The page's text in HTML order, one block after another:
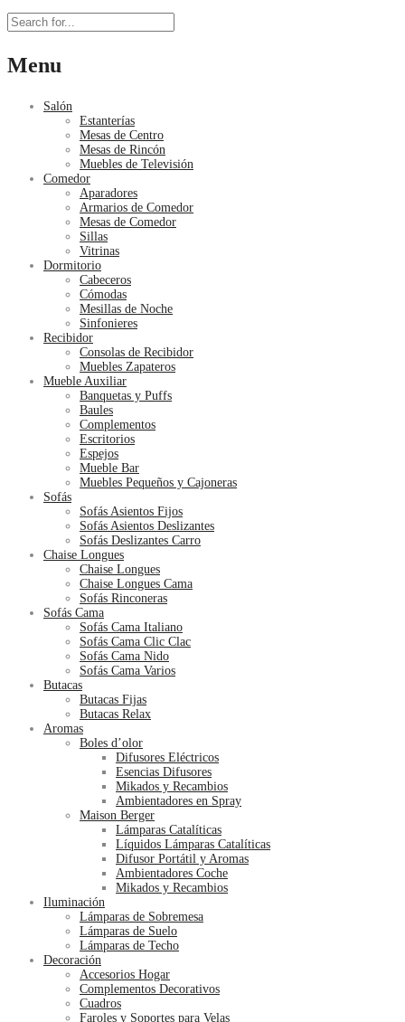
Menu
Salón
Estanterías
Mesas de Centro
Mesas de Rincón
Muebles de Televisión
Comedor
Aparadores
Armarios de Comedor
Mesas de Comedor
Sillas
Vitrinas
Dormitorio
Cabeceros
Cómodas
Mesillas de Noche
Sinfonieres
Recibidor
Consolas de Recibidor
Muebles Zapateros
Mueble Auxiliar
Banquetas y Puffs
Baules
Complementos
Escritorios
Espejos
Mueble Bar
Muebles Pequeños y Cajoneras
Sofás
Sofás Asientos Fijos
Sofás Asientos Deslizantes
Sofás Deslizantes Carro
Chaise Longues
Chaise Longues
Chaise Longues Cama
Sofás Rinconeras
Sofás Cama
Sofás Cama Italiano
Sofás Cama Clic Clac
Sofás Cama Nido
Sofás Cama Varios
Butacas
Butacas Fijas
Butacas Relax
Aromas
Boles d’olor
Difusores Eléctricos
Esencias Difusores
Mikados y Recambios
Ambientadores en Spray
Maison Berger
Lámparas Catalíticas
Líquidos Lámparas Catalíticas
Difusor Portátil y Aromas
Ambientadores Coche
Mikados y Recambios
Iluminación
Lámparas de Sobremesa
Lámparas de Suelo
Lámparas de Techo
Decoración
Accesorios Hogar
Complementos Decorativos
Cuadros
Faroles y Soportes para Velas